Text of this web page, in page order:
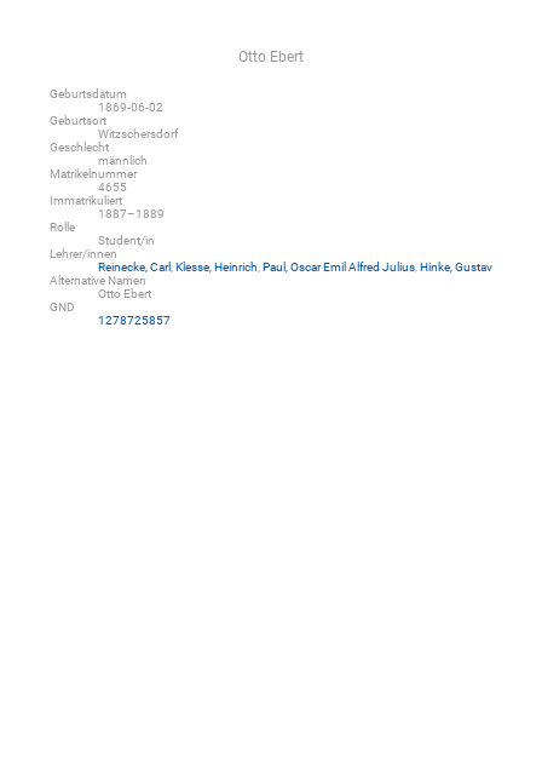
Otto Ebert
Geburtsdatum
1869-06-02
Geburtsort
Witzschersdorf
Geschlecht
männlich
Matrikelnummer
4655
Immatrikuliert
1887–1889
Rolle
Student/in
Lehrer/innen
Reinecke, Carl Klesse, Heinrich Paul, Oscar Emil Alfred Julius Hinke, Gustav
Alternative Namen
Otto Ebert
GND
1278725857